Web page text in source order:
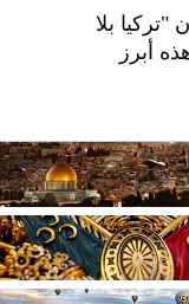
بلا
أبرز